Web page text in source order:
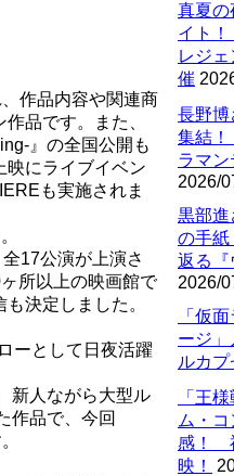
作品内容や関連商
品です。また、
』の全国公開も
映にライブイベン
も実施されま
17公演が上演さ
所以上の映画館で
決定しました。
ーとして日夜活躍
新人ながら大型ル
作品で、今回
真夏の
イト
レジ
催
長野博
集結
ラマン
2026/
黒部進
の手
返る『
2026/
「仮
ージ
ルカ
「王
ム・
感！
映！